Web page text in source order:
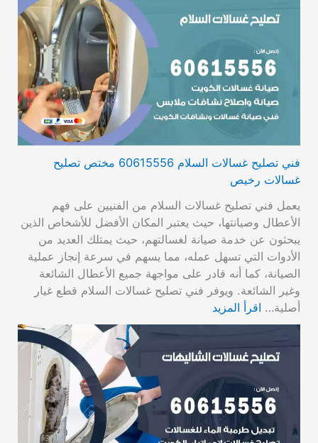
فني تصليح غسالات السلام 60615556 مختص تصليح
غسالات رخيص
يعمل فني تصليح غسالات السلام من الفنيين على فهم
الأعطال وصيانتها، حيث يعتبر المكان الأفضل للأشخاص الذين
يبحثون عن خدمة صيانة لغسالتهم، حيث يمتلك العديد من
الأدوات التي تسهل عمله، مما يسهم في سرعة إنجاز عملية
الصيانة، كما أنه قادر على مواجهة جميع الأعطال الشائعة
وغير الشائعة. ويوفر فني تصليح غسالات السلام قطع غيار
أصلية… اقرأ المزيد